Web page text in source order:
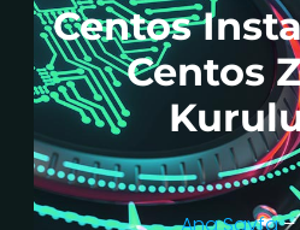
Centos
Centos
Ana Sayfa–